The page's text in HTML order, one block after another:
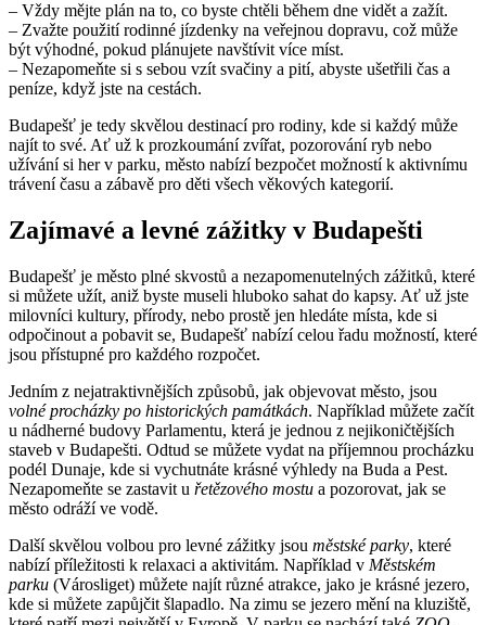
– Vždy mějte plán na to, co byste chtěli během dne vidět a zažít.
– Zvažte použití rodinné jízdenky na veřejnou dopravu, což může
být výhodné, pokud plánujete navštívit více míst.
– Nezapomeňte si s sebou vzít svačiny a pití, abyste ušetřili čas a
peníze, když jste na cestách.
Budapešť je tedy skvělou destinací pro rodiny, kde si každý může
najít to své. Ať už k prozkoumání zvířat, pozorování ryb nebo
užívání si her v parku, město nabízí bezpočet možností k aktivnímu
trávení času a zábavě pro děti všech věkových kategorií.
Zajímavé a levné zážitky v Budapešti
Budapešť je město plné skvostů a nezapomenutelných zážitků, které
si můžete užít, aniž byste museli hluboko sahat do kapsy. Ať už jste
milovníci kultury, přírody, nebo prostě jen hledáte místa, kde si
odpočinout a pobavit se, Budapešť nabízí celou řadu možností, které
jsou přístupné pro každého rozpočet.
Jedním z nejatraktivnějších způsobů, jak objevovat město, jsou
volné procházky po historických památkách. Například můžete začít
u nádherné budovy Parlamentu, která je jednou z nejikoničtějších
staveb v Budapešti. Odtud se můžete vydat na příjemnou procházku
podél Dunaje, kde si vychutnáte krásné výhledy na Buda a Pest.
Nezapomeňte se zastavit u řetězového mostu a pozorovat, jak se
město odráží ve vodě.
Další skvělou volbou pro levné zážitky jsou městské parky, které
nabízí příležitosti k relaxaci a aktivitám. Například v Městském
parku (Városliget) můžete najít různé atrakce, jako je krásné jezero,
kde si můžete zapůjčit šlapadlo. Na zimu se jezero mění na kluziště,